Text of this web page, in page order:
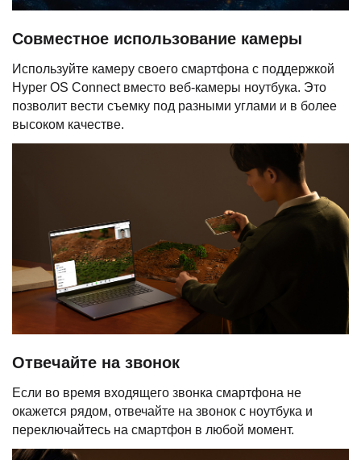
Совместное использование камеры
Используйте камеру своего смартфона с поддержкой
Hyper OS Connect вместо веб-камеры ноутбука. Это
позволит вести съемку под разными углами и в более
высоком качестве.
Отвечайте на звонок
Если во время входящего звонка смартфона не
окажется рядом, отвечайте на звонок с ноутбука и
переключайтесь на смартфон в любой момент.